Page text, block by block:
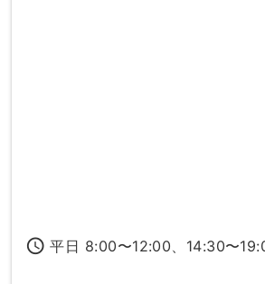
access_time 平日 8:00〜12:00、14:30〜